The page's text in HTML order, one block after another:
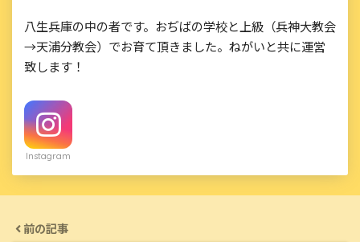
八生兵庫の中の者です。おぢばの学校と上級（兵神大教会
→天浦分教会）でお育て頂きました。ねがいと共に運営
致します！
Instagram
前の記事